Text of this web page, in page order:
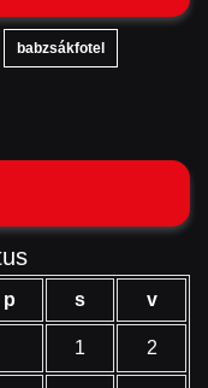
babzsákfotel
p s v
1 2